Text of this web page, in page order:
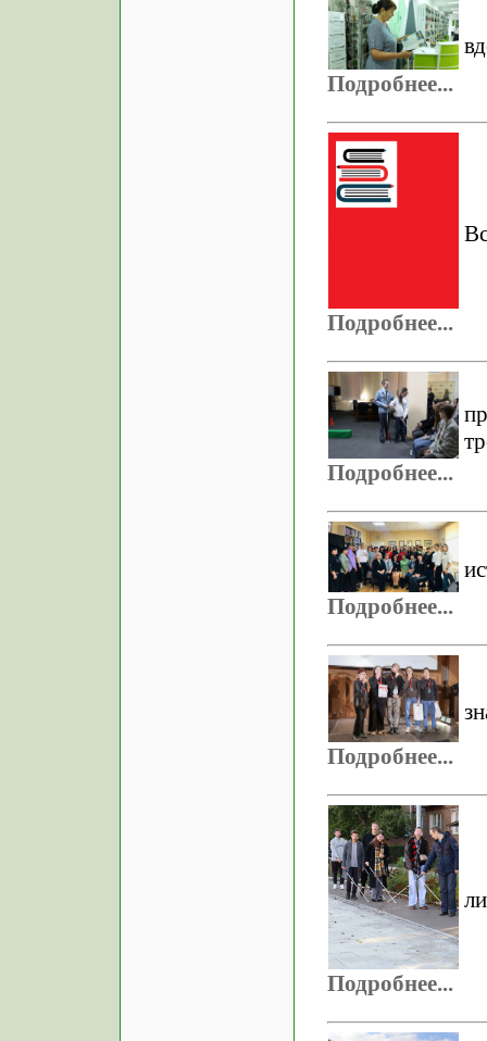
Подробнее...
Подробнее...
Подробнее...
Подробнее...
Подробнее...
Подробнее...